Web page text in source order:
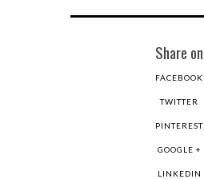
Share on
FACEBOOK
TWITTER
PINTEREST
GOOGLE +
LINKEDIN